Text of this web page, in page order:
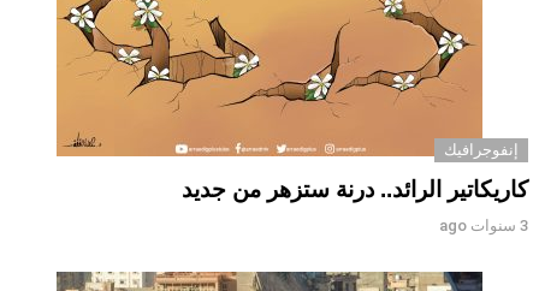
إنفوجرافيك
كاريكاتير الرائد.. درنة ستزهر من جديد
3 سنوات ago